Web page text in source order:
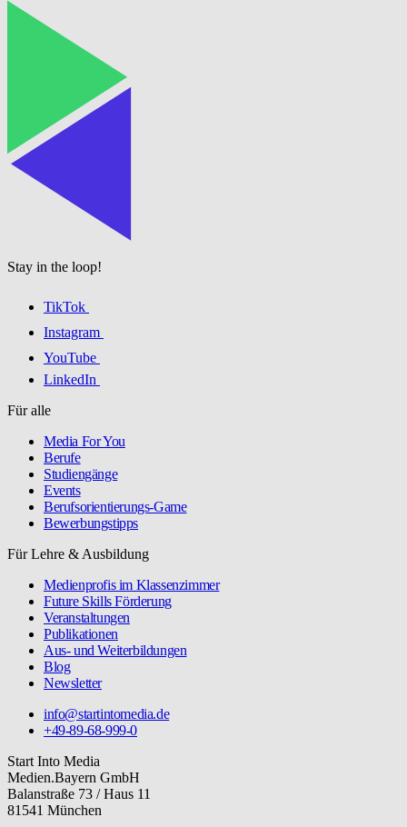
Stay in the loop!
TikTok
Instagram
YouTube
LinkedIn
Für alle
Media For You
Berufe
Studiengänge
Events
Berufsorientierungs-Game
Bewerbungstipps
Für Lehre & Ausbildung
Medienprofis im Klassenzimmer
Future Skills Förderung
Veranstaltungen
Publikationen
Aus- und Weiterbildungen
Blog
Newsletter
info@startintomedia.de
+49-89-68-999-0
Start Into Media
Medien.Bayern GmbH
Balanstraße 73 / Haus 11
81541 München